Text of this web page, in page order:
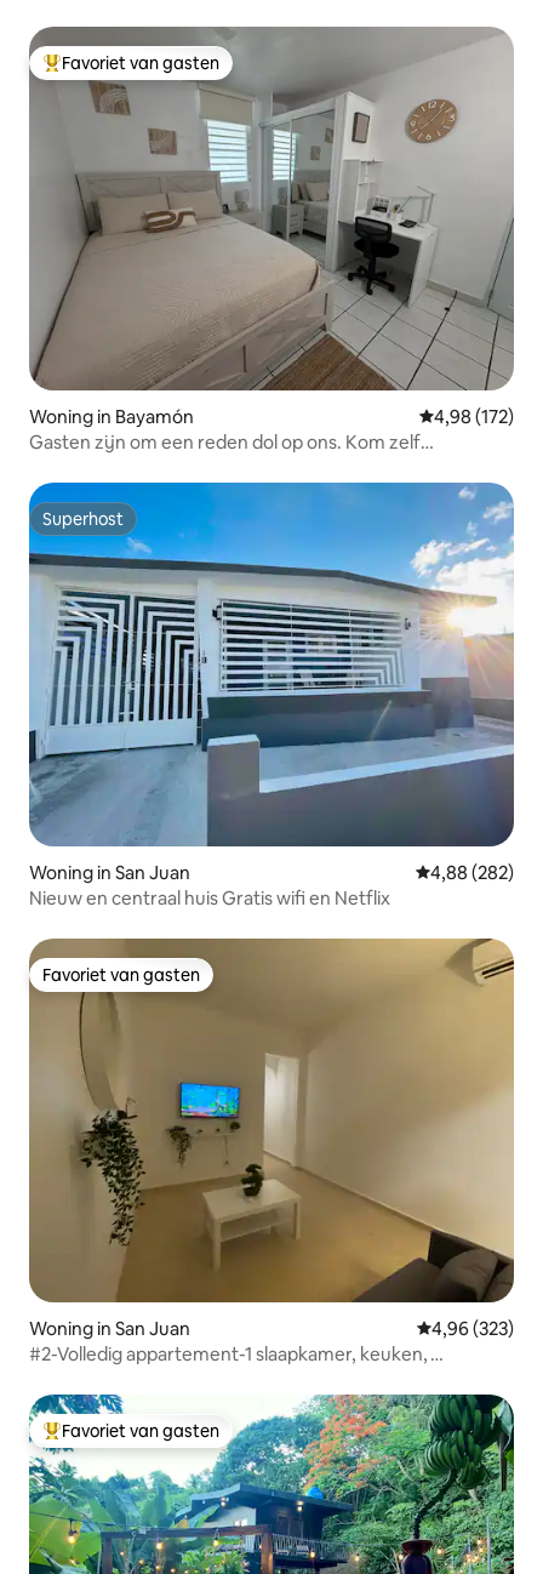
Topfavoriet van gasten
Favoriet van gasten
Woning in Bayamón Gemiddelde
4,98 (172)
Gasten zijn om een reden dol op ons. Kom zelf
Superhost
Superhost
Woning in San Juan Gemiddelde
4,88 (282)
Nieuw en centraal huis Gratis wifi en Netflix
Favoriet van gasten
Favoriet van gasten
Woning in San Juan Gemiddelde
4,96 (323)
#2-Volledig appartement-1 slaapkamer, keuken,
Topfavoriet van gasten
Favoriet van gasten